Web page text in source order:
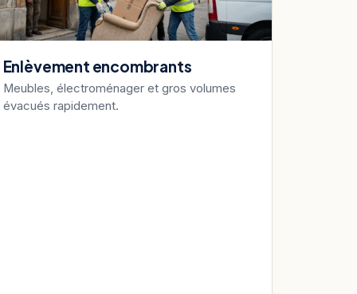
Enlèvement encombrants
Meubles, électroménager et gros volumes
évacués rapidement.